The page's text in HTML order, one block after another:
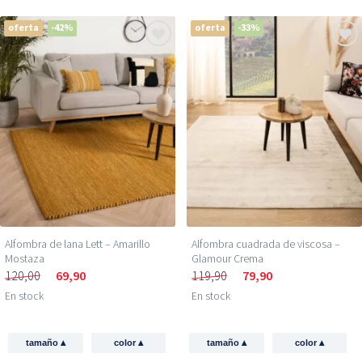
oferta -42%
Alfombra de lana Lett – Amarillo
Mostaza
120,00 69,90
En stock
tamaño ▴ color▴
oferta -33%
Alfombra cuadrada de viscosa –
Glamour Crema
119,90 79,90
En stock
tamaño ▴ color▴